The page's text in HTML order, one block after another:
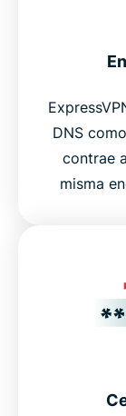
DNS
contrae
misma